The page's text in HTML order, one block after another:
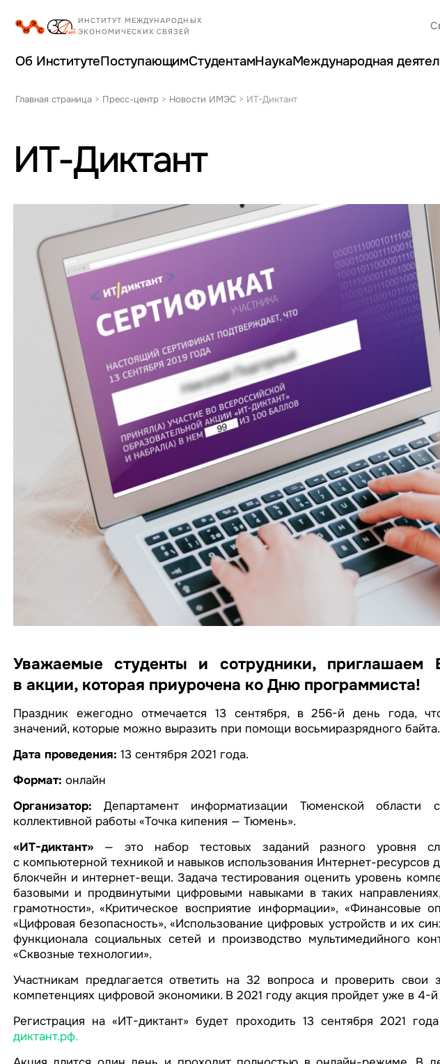
Об ИнститутеПоступающимСтудентамНаукаМеждународная
Главная страница > Пресс-центр > Новости ИМЭС > ИТ-Диктант
ИТ-Диктант
Уважаемые студенты и сотрудники, приглашаем
в акции, которая приурочена ко Дню программиста!
Праздник ежегодно отмечается 13 сентября, в 256-й день года,
значений, которые можно выразить при помощи восьмиразрядного байта.
Дата проведения: 13 сентября 2021 года.
Формат: онлайн
Организатор:Департамент информатизации Тюменской области
коллективной работы «Точка кипения — Тюмень».
«ИТ-диктант»— это набор тестовых заданий разного уровня
с компьютерной техникой и навыков использования Интернет-ресурсов
блокчейн и интернет-вещи. Задача тестирования оценить уровень
базовыми и продвинутыми цифровыми навыками в таких
грамотности», «Критическое восприятие информации», «Финансовые
«Цифровая безопасность», «Использование цифровых устройств и их
функционала социальных сетей и производство мультимедийного
«Сквозные технологии».
Участникам предлагается ответить на 32 вопроса и проверить
компетенциях цифровой экономики. В 2021 году акция пройдет уже в 4-й
Регистрация на «ИТ-диктант» будет проходить 13 сентября 2021
диктант.рф.